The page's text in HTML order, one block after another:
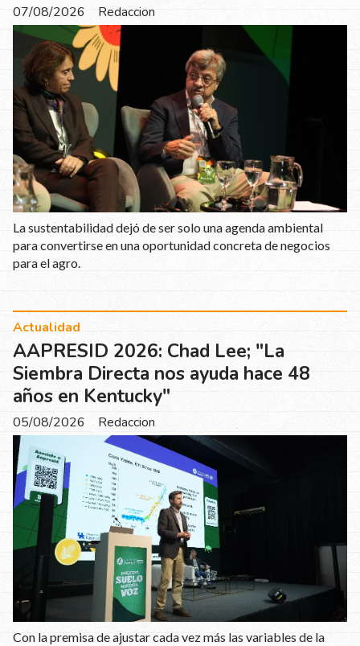
Redaccion
07/08/2026
La sustentabilidad dejó de ser solo una agenda ambiental
para convertirse en una oportunidad concreta de negocios
para el agro.
AAPRESID 2026: Chad Lee; "La
Siembra Directa nos ayuda hace 48
años en Kentucky"
Redaccion
Actualidad
05/08/2026
Con la premisa de ajustar cada vez más las variables de la